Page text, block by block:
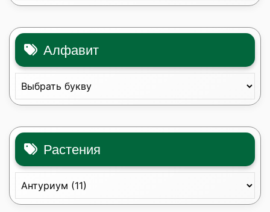
Алфавит
Растения